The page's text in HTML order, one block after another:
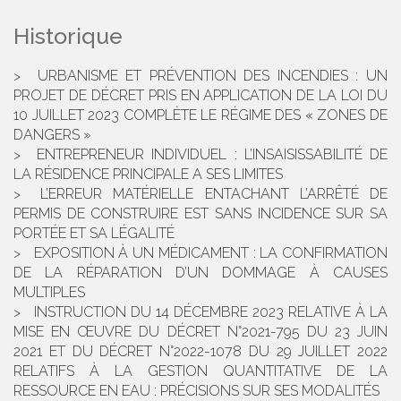
Historique
URBANISME ET PRÉVENTION DES INCENDIES : UN
PROJET DE DÉCRET PRIS EN APPLICATION DE LA LOI DU
10 JUILLET 2023 COMPLÈTE LE RÉGIME DES « ZONES DE
DANGERS »
ENTREPRENEUR INDIVIDUEL : L’INSAISISSABILITÉ DE
LA RÉSIDENCE PRINCIPALE A SES LIMITES
L’ERREUR MATÉRIELLE ENTACHANT L’ARRÊTÉ DE
PERMIS DE CONSTRUIRE EST SANS INCIDENCE SUR SA
PORTÉE ET SA LÉGALITÉ
EXPOSITION À UN MÉDICAMENT : LA CONFIRMATION
DE LA RÉPARATION D’UN DOMMAGE À CAUSES
MULTIPLES
INSTRUCTION DU 14 DÉCEMBRE 2023 RELATIVE À LA
MISE EN ŒUVRE DU DÉCRET N°2021-795 DU 23 JUIN
2021 ET DU DÉCRET N°2022-1078 DU 29 JUILLET 2022
RELATIFS À LA GESTION QUANTITATIVE DE LA
RESSOURCE EN EAU : PRÉCISIONS SUR SES MODALITÉS